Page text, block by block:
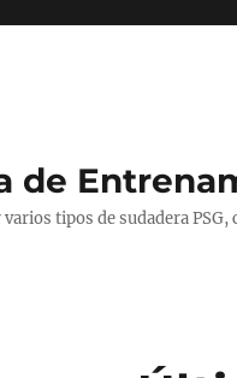
de
tipos de sudadera